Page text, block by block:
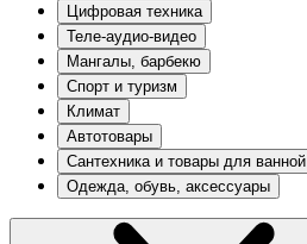
Цифровая техника
Теле-аудио-видео
Мангалы, барбекю
Спорт и туризм
Климат
Автотовары
Сантехника и товары для ванной
Одежда, обувь, аксессуары